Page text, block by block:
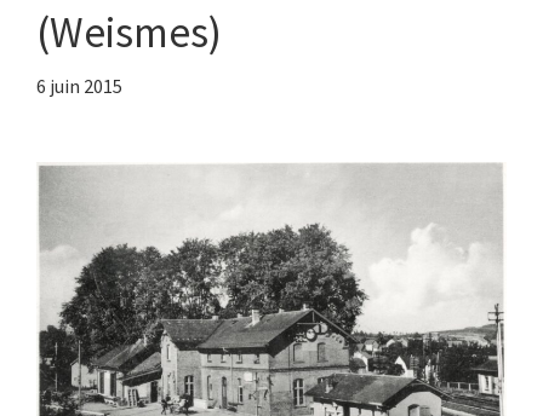
(Weismes)
6 juin 2015